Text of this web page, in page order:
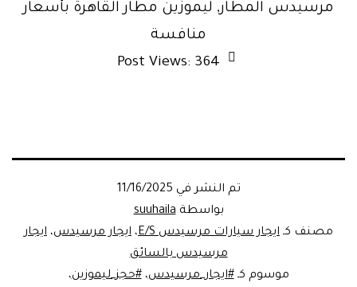
مرسيدس المطار, ليموزين مطار القاهرة بأسعار
منافسة
Post Views: 364
تم النشر في 11/16/2025
بواسطةsuuhaila
مصنف كـ ايجار سيارات مرسيدس E/S ، ايجار مرسيدس، ايجار
مرسيدس بالسائق
موسوم كـ#ايجار_مرسيدس،#حجز_ليموزين،